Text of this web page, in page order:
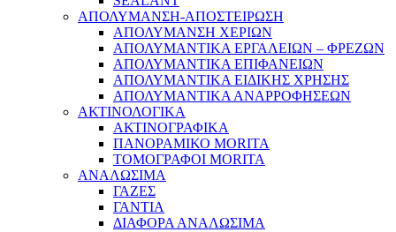
ΑΠΟΛΥΜΑΝΣΗ-ΑΠΟΣΤΕΙΡΩΣΗ
ΑΠΟΛΥΜΑΝΣΗ ΧΕΡΙΩΝ
ΑΠΟΛΥΜΑΝΤΙΚΑ ΕΡΓΑΛΕΙΩΝ – ΦΡΕΖΩΝ
ΑΠΟΛΥΜΑΝΤΙΚΑ ΕΠΙΦΑΝΕΙΩΝ
ΑΠΟΛΥΜΑΝΤΙΚΑ ΕΙΔΙΚΗΣ ΧΡΗΣΗΣ
ΑΠΟΛΥΜΑΝΤΙΚΑ ΑΝΑΡΡΟΦΗΣΕΩΝ
ΑΚΤΙΝΟΛΟΓΙΚΑ
ΑΚΤΙΝΟΓΡΑΦΙΚΑ
ΠΑΝΟΡΑΜΙΚΟ MORITA
ΤΟΜΟΓΡΑΦΟΙ MORITA
ΑΝΑΛΩΣΙΜΑ
ΓΑΖΕΣ
ΓΑΝΤΙΑ
ΔΙΑΦΟΡΑ ΑΝΑΛΩΣΙΜΑ